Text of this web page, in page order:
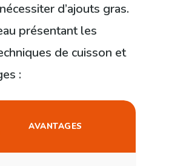
d’ajouts gras.
présentant les
de cuisson et
:
AVANTAGES